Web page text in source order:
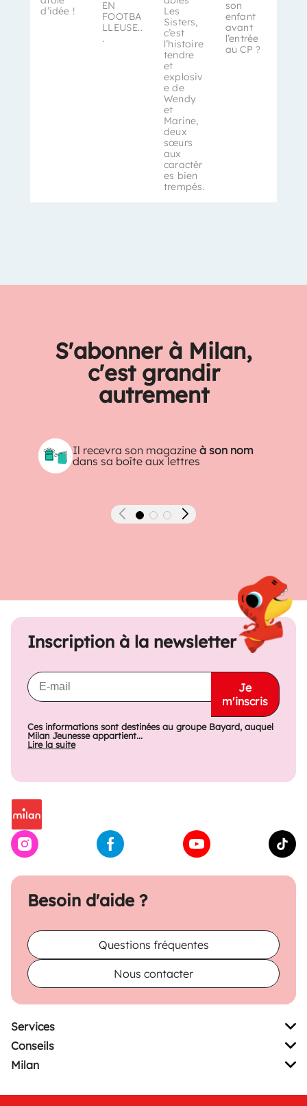
d’idée !
EN
FOOTBA
LLEUSE..
.
Les
Sisters,
c’est
l’histoire
tendre
et
explosiv
e de
Wendy
et
Marine,
deux
sœurs
aux
caractèr
es bien
trempés.
son
enfant
avant
l’entrée
au CP ?
S'abonner à Milan,
c'est grandir
autrement
Il recevra son magazineà son nom
dans sa boîte aux lettres
Précédent Suivant
Besoin d'aide ?
Questions fréquentes
Nous contacter
Inscription à la newsletter
Je
m'inscris
Ces informations sont destinées au groupe Bayard, auquel
Milan Jeunesse appartient...
Lire la suite
Services
Conseils
Milan